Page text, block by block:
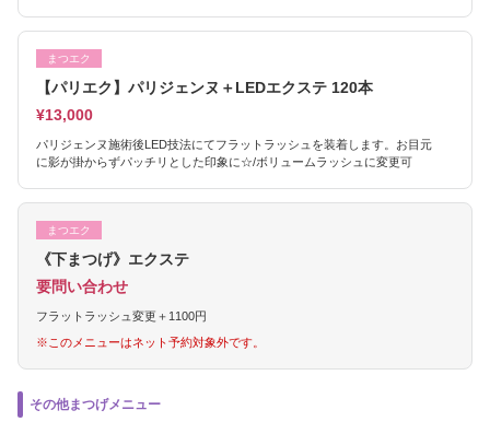
まつエク
【パリエク】パリジェンヌ＋LEDエクステ 120本
¥13,000
パリジェンヌ施術後LED技法にてフラットラッシュを装着します。お目元
に影が掛からずパッチリとした印象に☆/ボリュームラッシュに変更可
まつエク
《下まつげ》エクステ
要問い合わせ
フラットラッシュ変更＋1100円
※このメニューはネット予約対象外です。
その他まつげメニュー